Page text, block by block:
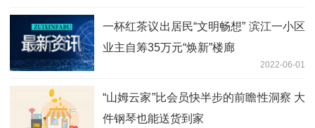
一杯红茶议出居民“文明畅想” 滨江一小区
业主自筹35万元“焕新”楼廊
2022-06-01
“山姆云家”比会员快半步的前瞻性洞察 大
件钢琴也能送货到家